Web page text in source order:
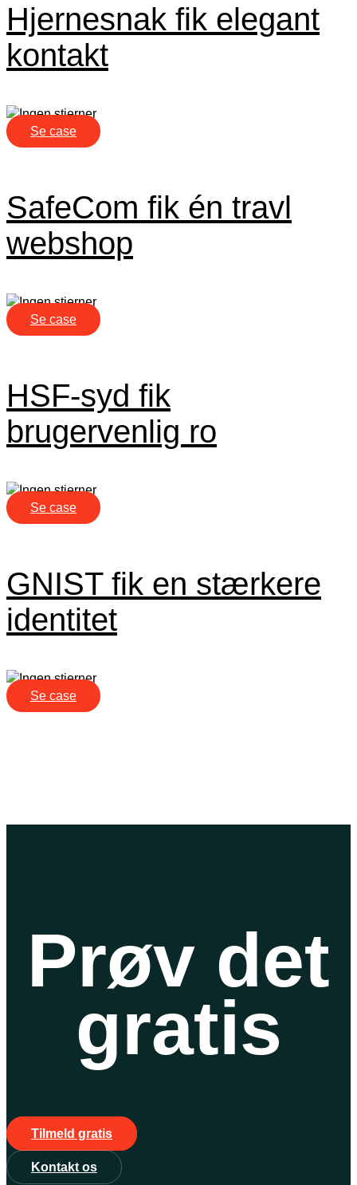
Hjernesnak fik elegant
kontakt
Se case
SafeCom fik én travl
webshop
Se case
HSF-syd fik
brugervenlig ro
Se case
GNIST fik en stærkere
identitet
Se case
Prøv det
gratis
Tilmeld gratis
Kontakt os